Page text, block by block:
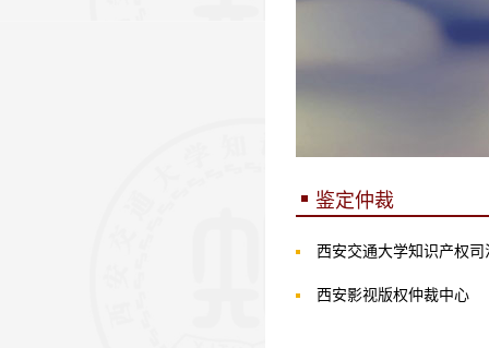
鉴定仲裁
西安交通大学知识产权司
西安影视版权仲裁中心